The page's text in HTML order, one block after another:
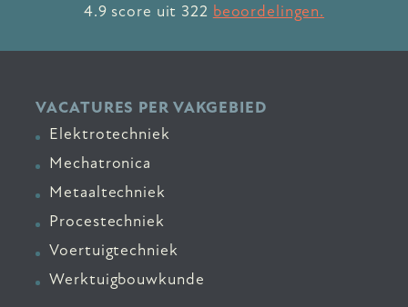
4.9 score uit 322 beoordelingen.
VACATURES PER VAKGEBIED
Elektrotechniek
Mechatronica
Metaaltechniek
Procestechniek
Voertuigtechniek
Werktuigbouwkunde